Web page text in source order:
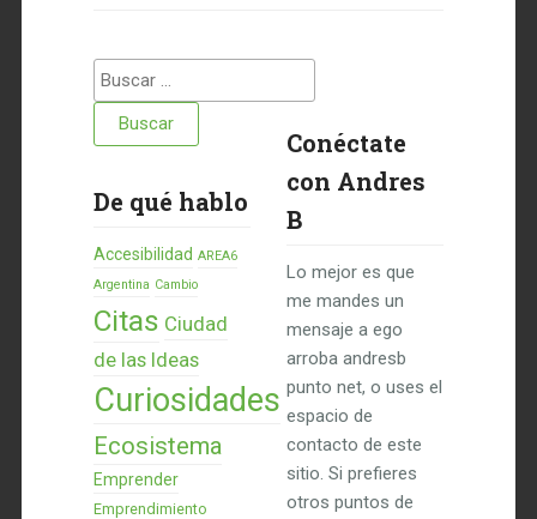
Buscar:
De qué hablo
Accesibilidad AREA6
Argentina Cambio
Citas Ciudad
de las Ideas
Curiosidades
Ecosistema
Emprender
Emprendimiento
Conéctate
con Andres
B
Lo mejor es que
me mandes un
mensaje a ego
arroba andresb
punto net, o uses el
espacio de
contacto de este
sitio. Si prefieres
otros puntos de